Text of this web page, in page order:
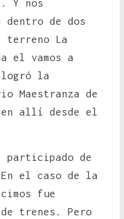
Y nos
dentro de dos
terreno La
el vamos a
logró la
Maestranza de
allí desde el
participado de
el caso de la
fue
trenes. Pero